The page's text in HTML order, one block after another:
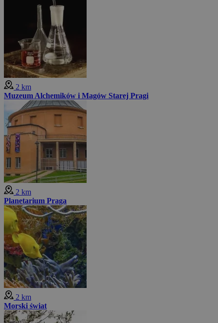
2 km
Muzeum Alchemików i Magów Starej Pragi
2 km
Planetarium Praga
2 km
Morski świat